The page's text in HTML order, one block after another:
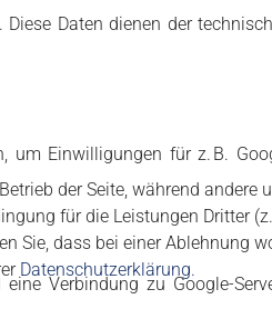
Daten dienen der
um Einwilligungen für z. B.
Verbindung zu Google-
der Seite, während andere
für die Leistungen Dritter
Sie, dass bei einer Ablehnung
Datenschutzerklärung.